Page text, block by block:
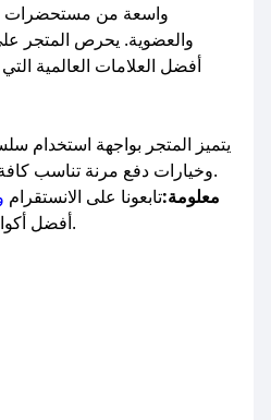
واسعة من مستحضرات
والعضوية. يحرص المتجر
أفضل العلامات العالمية
يتميز المتجر بواجهة استخدام
وخيارات دفع مرنة تناسب كافة المستخدمين في المملكة.
معلومة:تابعونا على الانستقرام
أفضل أكواد الخصم وكوبونات الخصم.